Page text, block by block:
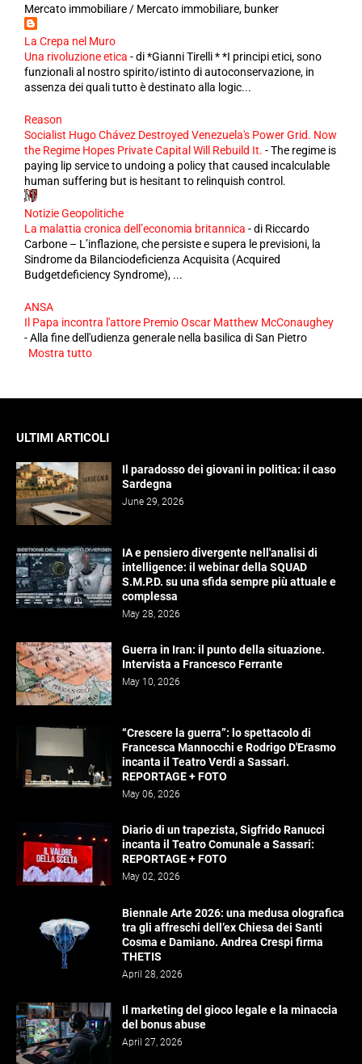
Mercato immobiliare / Mercato immobiliare, bunker
La Crepa nel Muro
Una rivoluzione etica -di *Gianni Tirelli * *I principi etici, sono
funzionali al nostro spirito/istinto di autoconservazione, in
assenza dei quali tutto è destinato alla logic...
Reason
Socialist Hugo Chávez Destroyed Venezuela's Power Grid. Now
the Regime Hopes Private Capital Will Rebuild It. -The regime is
paying lip service to undoing a policy that caused incalculable
human suffering but is hesitant to relinquish control.
Notizie Geopolitiche
La malattia cronica dell’economia britannica -di Riccardo
Carbone – L’inflazione, che persiste e supera le previsioni, la
Sindrome da Bilanciodeficienza Acquisita (Acquired
Budgetdeficiency Syndrome), ...
ANSA
Il Papa incontra l'attore Premio Oscar Matthew McConaughey
-Alla fine dell'udienza generale nella basilica di San Pietro
Mostra tutto
ULTIMI ARTICOLI
Il paradosso dei giovani in politica: il caso
Sardegna
June 29, 2026
IA e pensiero divergente nell'analisi di
intelligence: il webinar della SQUAD
S.M.P.D. su una sfida sempre più attuale e
complessa
May 28, 2026
Guerra in Iran: il punto della situazione.
Intervista a Francesco Ferrante
May 10, 2026
“Crescere la guerra”: lo spettacolo di
Francesca Mannocchi e Rodrigo D'Erasmo
incanta il Teatro Verdi a Sassari.
REPORTAGE + FOTO
May 06, 2026
Diario di un trapezista, Sigfrido Ranucci
incanta il Teatro Comunale a Sassari:
REPORTAGE + FOTO
May 02, 2026
Biennale Arte 2026: una medusa olografica
tra gli affreschi dell’ex Chiesa dei Santi
Cosma e Damiano. Andrea Crespi firma
THETIS
April 28, 2026
Il marketing del gioco legale e la minaccia
del bonus abuse
April 27, 2026